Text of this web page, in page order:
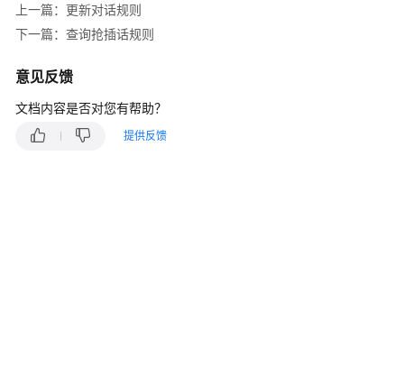
价
格
明
开
发
上一篇：更新对话规则
下一篇：查询抢插话规则
意见反馈
文档内容是否对您有帮助？
提供反馈